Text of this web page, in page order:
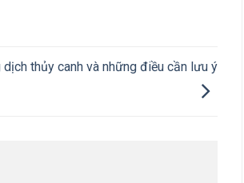
dịch thủy canh và những điều cần lưu ý